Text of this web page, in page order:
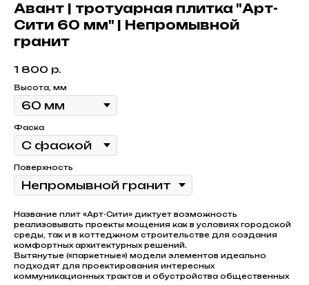
Авант | тротуарная плитка "Арт-
Сити 60 мм" | Непромывной
гранит
1 800 р.
Высота, мм
Фаска
Поверхность
Название плит «Арт-Сити» диктует возможность
реализовывать проекты мощения как в условиях городской
среды, так и в коттеджном строительстве для создания
комфортных архитектурных решений.
Вытянутые («паркетные») модели элементов идеально
подходят для проектирования интересных
коммуникационных трактов и обустройства общественных